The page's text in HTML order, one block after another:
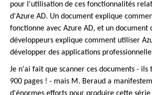
pour l'utilisation de ces fonctionnalités
d'Azure AD. Un document explique
fonctionne avec Azure AD, et un document
développeurs explique comment utiliser
développer des applications
Je n'ai fait que scanner ces documents - ils
900 pages ! - mais M. Beraud a